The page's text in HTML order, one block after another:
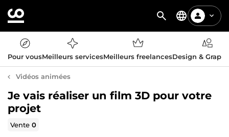
Pour vousMeilleurs servicesMeilleurs freelancesDesign &
Vidéos animées
Je vais réaliser un film 3D pour votre
projet
Vente0